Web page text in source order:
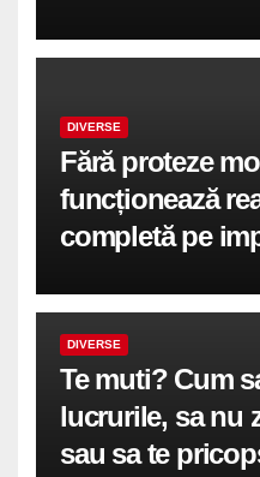
DIVERSE
Fără proteze
funcționează
completă pe
DIVERSE
Te muti? Cum
lucrurile, sa nu
sau sa te